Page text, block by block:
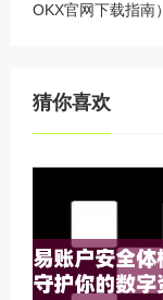
OKX官网下载指南）
猜你喜欢